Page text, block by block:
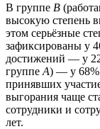
В группе B
высокую степень
этом серьёзные
зафиксированы у
достижений — у
группе А) — у
принявших
выгорания чаще
сотрудники и
лет.